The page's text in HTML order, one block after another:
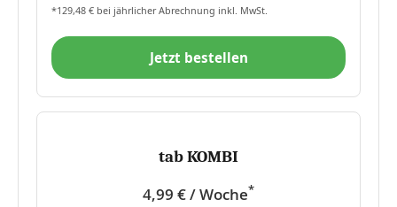
*129,48 € bei jährlicher Abrechnung inkl. MwSt.
Jetzt bestellen
tab KOMBI
4,99 € / Woche*